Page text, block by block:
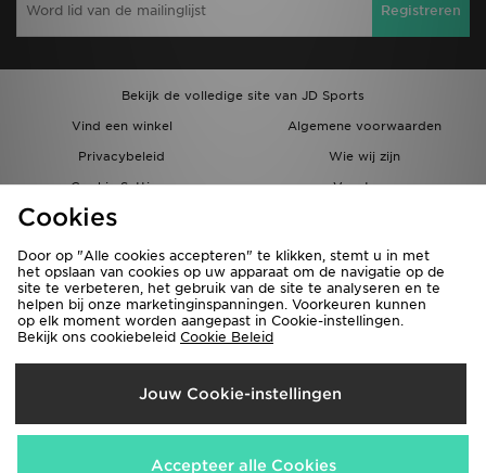
Registreren
Bekijk de volledige site van JD Sports
Vind een winkel
Algemene voorwaarden
Privacybeleid
Wie wij zijn
Cookie Settings
Vacatures
Bestellingen en Levering
Verzenden Naar
België
Wij accepteren de volgende betaalmethoden
Cookies
Door op "Alle cookies accepteren" te klikken, stemt u in met
het opslaan van cookies op uw apparaat om de navigatie op de
site te verbeteren, het gebruik van de site te analyseren en te
helpen bij onze marketinginspanningen. Voorkeuren kunnen
op elk moment worden aangepast in Cookie-instellingen.
Bekijk ons cookiebeleid Cookie Beleid
Jouw Cookie-instellingen
Accepteer alle Cookies